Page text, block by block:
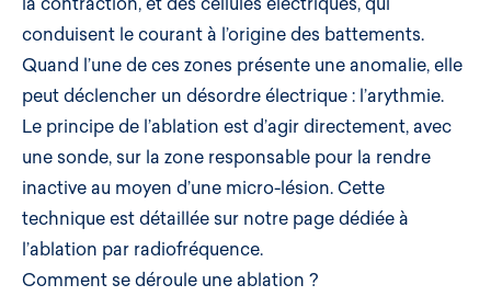
conduisent le courant à l’origine des battements.
Quand l’une de ces zones présente une anomalie, elle
peut déclencher un désordre électrique : l’arythmie.
Le principe de l’ablation est d’agir directement, avec
une sonde, sur la zone responsable pour la rendre
inactive au moyen d’une micro-lésion. Cette
technique est détaillée sur notre page dédiée à
l’ablation par radiofréquence.
Comment se déroule une ablation ?